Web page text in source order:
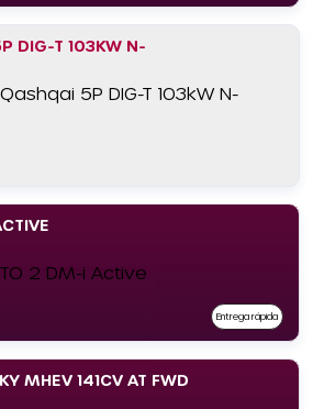
DIG-T 103KW N-
Entrega rápida
MHEV 141CV AT FWD